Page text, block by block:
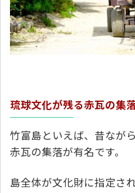
琉球文化が残る赤瓦の集
竹富島といえば、昔なが
赤瓦の集落が有名です。
島全体が文化財に指定さ